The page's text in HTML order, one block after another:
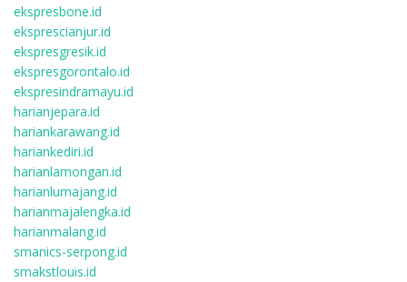
ekspresbone.id
eksprescianjur.id
ekspresgresik.id
ekspresgorontalo.id
ekspresindramayu.id
harianjepara.id
hariankarawang.id
hariankediri.id
harianlamongan.id
harianlumajang.id
harianmajalengka.id
harianmalang.id
smanics-serpong.id
smakstlouis.id